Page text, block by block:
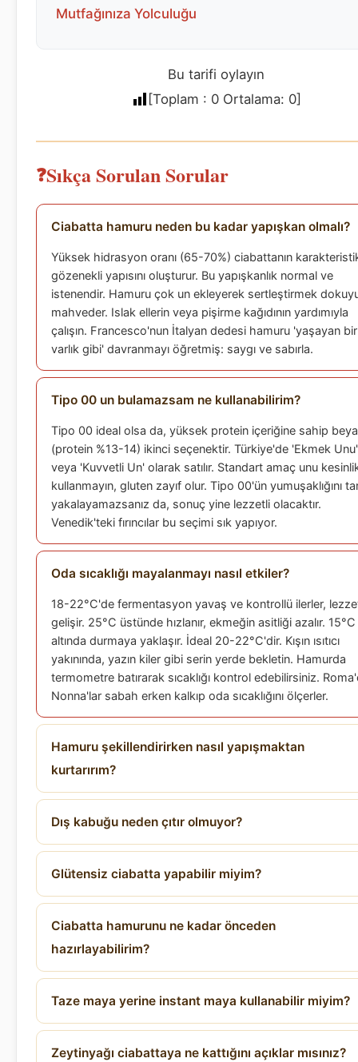
Mutfağınıza Yolculuğu
Bu tarifi oylayın
[Toplam : 0Ortalama: 0]
Sıkça Sorulan Sorular
Ciabatta hamuru neden bu kadar yapışkan olmalı?
Yüksek hidrasyon oranı (65-70%) ciabattanın
gözenekli yapısını oluşturur. Bu yapışkanlık normal ve
istenendir. Hamuru çok un ekleyerek sertleştirmek
mahveder. Islak ellerin veya pişirme kağıdının yardımıyla
çalışın. Francesco'nun İtalyan dedesi hamuru 'yaşayan bir
varlık gibi' davranmayı öğretmiş: saygı ve sabırla.
Tipo 00 un bulamazsam ne kullanabilirim?
Tipo 00 ideal olsa da, yüksek protein içeriğine sahip
(protein %13-14) ikinci seçenektir. Türkiye'de 'Ekmek Unu'
veya 'Kuvvetli Un' olarak satılır. Standart amaç unu
kullanmayın, gluten zayıf olur. Tipo 00'ün yumuşaklığını
yakalayamazsanız da, sonuç yine lezzetli olacaktır.
Venedik'teki fırıncılar bu seçimi sık yapıyor.
Oda sıcaklığı mayalanmayı nasıl etkiler?
18-22°C'de fermentasyon yavaş ve kontrollü ilerler,
gelişir. 25°C üstünde hızlanır, ekmeğin asitliği azalır. 15°C
altında durmaya yaklaşır. İdeal 20-22°C'dir. Kışın ısıtıcı
yakınında, yazın kiler gibi serin yerde bekletin. Hamurda
termometre batırarak sıcaklığı kontrol edebilirsiniz.
Nonna'lar sabah erken kalkıp oda sıcaklığını ölçerler.
Hamuru şekillendirirken nasıl yapışmaktan
kurtarırım?
Dış kabuğu neden çıtır olmuyor?
Glütensiz ciabatta yapabilir miyim?
Ciabatta hamurunu ne kadar önceden
hazırlayabilirim?
Taze maya yerine instant maya kullanabilir miyim?
Zeytinyağı ciabattaya ne kattığını açıklar mısınız?